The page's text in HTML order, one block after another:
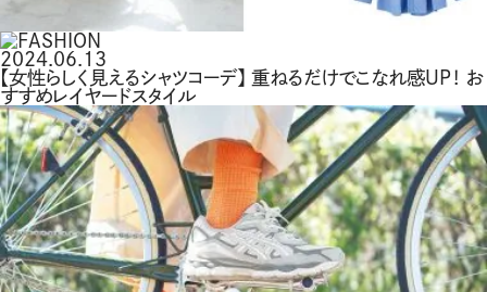
2024.06.13
【女性らしく見えるシャツコーデ】 重ねるだけでこなれ感UP！ お
すすめレイヤードスタイル